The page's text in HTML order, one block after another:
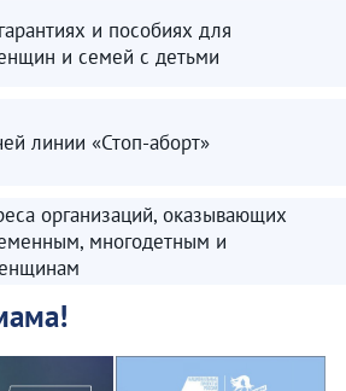
и пособиях для
и семей с детьми
линии «Стоп-аборт»
организаций, оказывающих
многодетным и